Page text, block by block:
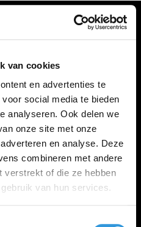
van cookies
en advertenties te
social media te bieden
analyseren. Ook delen we
onze site met onze
en analyse. Deze
combineren met andere
verstrekt of die ze hebben
van hun services.